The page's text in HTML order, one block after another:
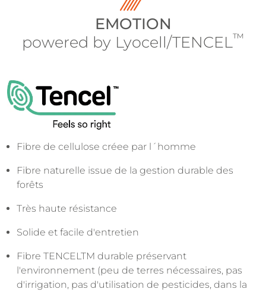
EMOTION
powered by Lyocell/TENCEL™
Fibre de cellulose créee par l´homme
Fibre naturelle issue de la gestion durable des
forêts
Très haute résistance
Solide et facile d'entretien
Fibre TENCELTM durable préservant
l'environnement (peu de terres nécessaires, pas
d'irrigation, pas d'utilisation de pesticides, dans la